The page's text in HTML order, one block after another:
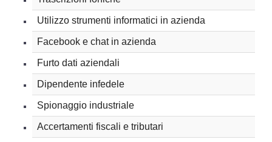
Utilizzo strumenti informatici in azienda
Facebook e chat in azienda
Furto dati aziendali
Dipendente infedele
Spionaggio industriale
Accertamenti fiscali e tributari